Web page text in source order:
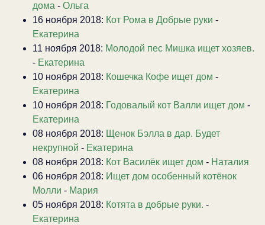
дома - Ольга
16 ноября 2018: Кот Рома в Добрые руки -
Екатерина
11 ноября 2018: Молодой пес Мишка ищет хозяев.
- Екатерина
10 ноября 2018: Кошечка Кофе ищет дом -
Екатерина
10 ноября 2018: Годовалый кот Валли ищет дом -
Екатерина
08 ноября 2018: Щенок Бэлла в дар. Будет
некрупной - Екатерина
08 ноября 2018: Кот Василёк ищет дом - Наталия
06 ноября 2018: Ищет дом особенный котёнок
Молли - Мария
05 ноября 2018: Котята в добрые руки. -
Екатерина